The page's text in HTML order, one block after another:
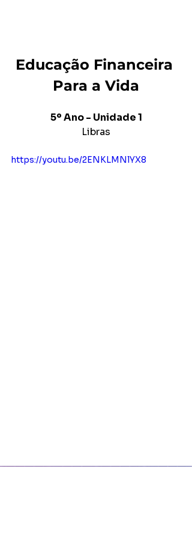
Educação Financeira
Para a Vida
5º Ano - Unidade 1
Libras
https://youtu.be/2ENKLMNlYX8